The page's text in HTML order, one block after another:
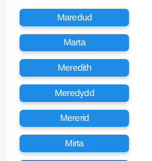
Maredud
Marta
Meredith
Meredydd
Mererid
Mirta